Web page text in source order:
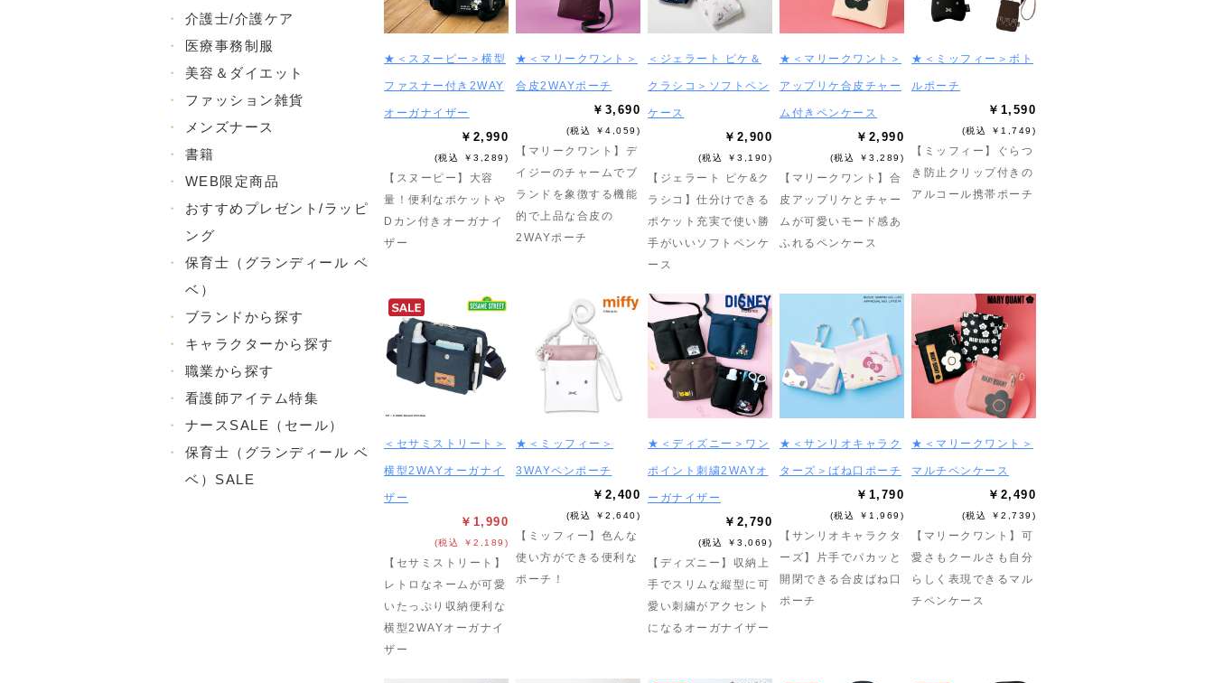
・
介護士/介護ケア
・
医療事務制服
・
美容＆ダイエット
・
ファッション雑貨
・
メンズナース
・
書籍
・
WEB限定商品
・
おすすめプレゼント/ラッピ
ング
・
保育士（グランディール ベ
ベ）
・
ブランドから探す
・
キャラクターから探す
・
職業から探す
・
看護師アイテム特集
・
ナースSALE（セール）
・
保育士（グランディール ベ
ベ）SALE
★＜スヌーピー＞横型
ファスナー付き2WAY
オーガナイザー
￥2,990
(税込 ￥3,289)
【スヌーピー】大容
量！便利なポケットや
Dカン付きオーガナイ
ザー
★＜マリークワント＞
合皮2WAYポーチ
￥3,690
(税込 ￥4,059)
【マリークワント】デ
イジーのチャームでブ
ランドを象徴する機能
的で上品な合皮の
2WAYポーチ
＜ジェラート ピケ＆
クラシコ＞ソフトペン
ケース
￥2,900
(税込 ￥3,190)
【ジェラート ピケ&ク
ラシコ】仕分けできる
ポケット充実で使い勝
手がいいソフトペンケ
ース
★＜マリークワント＞
アップリケ合皮チャー
ム付きペンケース
￥2,990
(税込 ￥3,289)
【マリークワント】合
皮アップリケとチャー
ムが可愛いモード感あ
ふれるペンケース
★＜ミッフィー＞ボト
ルポーチ
￥1,590
(税込 ￥1,749)
【ミッフィー】ぐらつ
き防止クリップ付きの
アルコール携帯ポーチ
＜セサミストリート＞
横型2WAYオーガナイ
ザー
￥1,990
(税込 ￥2,189)
【セサミストリート】
レトロなネームが可愛
いたっぷり収納便利な
横型2WAYオーガナイ
ザー
★＜ミッフィー＞
3WAYペンポーチ
￥2,400
(税込 ￥2,640)
【ミッフィー】色んな
使い方ができる便利な
ポーチ！
★＜ディズニー＞ワン
ポイント刺繍2WAYオ
ーガナイザー
￥2,790
(税込 ￥3,069)
【ディズニー】収納上
手でスリムな縦型に可
愛い刺繍がアクセント
になるオーガナイザー
★＜サンリオキャラク
ターズ＞ばね口ポーチ
￥1,790
(税込 ￥1,969)
【サンリオキャラクタ
ーズ】片手でパカッと
開閉できる合皮ばね口
ポーチ
★＜マリークワント＞
マルチペンケース
￥2,490
(税込 ￥2,739)
【マリークワント】可
愛さもクールさも自分
らしく表現できるマル
チペンケース